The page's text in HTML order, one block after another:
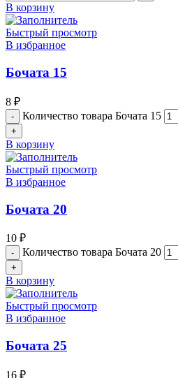
В корзину
Быстрый просмотр
В избранное
Бочата 15
8 ₽
Количество товара Бочата 15
В корзину
Быстрый просмотр
В избранное
Бочата 20
10 ₽
Количество товара Бочата 20
В корзину
Быстрый просмотр
В избранное
Бочата 25
16 ₽